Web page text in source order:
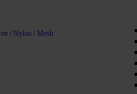
/ Nylon / Mesh